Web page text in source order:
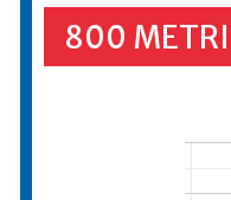
800 METRI